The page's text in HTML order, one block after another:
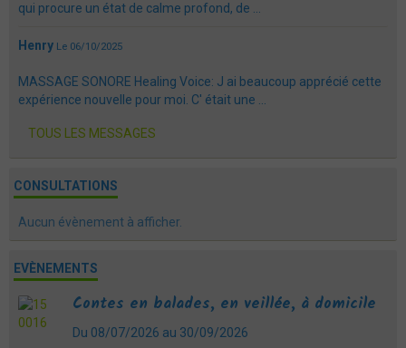
qui procure un état de calme profond, de ...
Henry Le 06/10/2025
MASSAGE SONORE Healing Voice: J ai beaucoup apprécié cette
expérience nouvelle pour moi. C' était une ...
TOUS LES MESSAGES
CONSULTATIONS
Aucun évènement à afficher.
EVÈNEMENTS
Contes en balades, en veillée, à domicile
Du 08/07/2026 au 30/09/2026